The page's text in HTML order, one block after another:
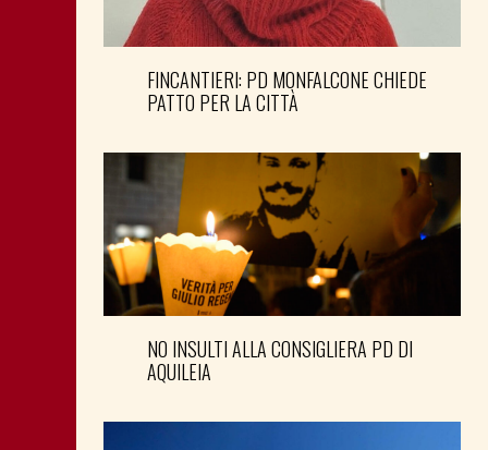
FINCANTIERI: PD MONFALCONE CHIEDE
PATTO PER LA CITTÀ
NO INSULTI ALLA CONSIGLIERA PD DI
AQUILEIA